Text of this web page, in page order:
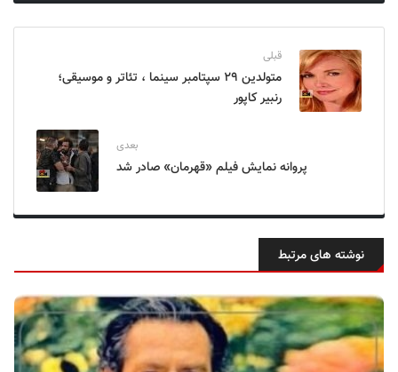
قبلی
متولدین ۲۹ سپتامبر سینما ، تئاتر و موسیقی؛
رنبیر کاپور
بعدی
پروانه نمایش فیلم «قهرمان» صادر شد
نوشته های مرتبط